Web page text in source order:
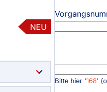
NEU
Bitte hier '168'